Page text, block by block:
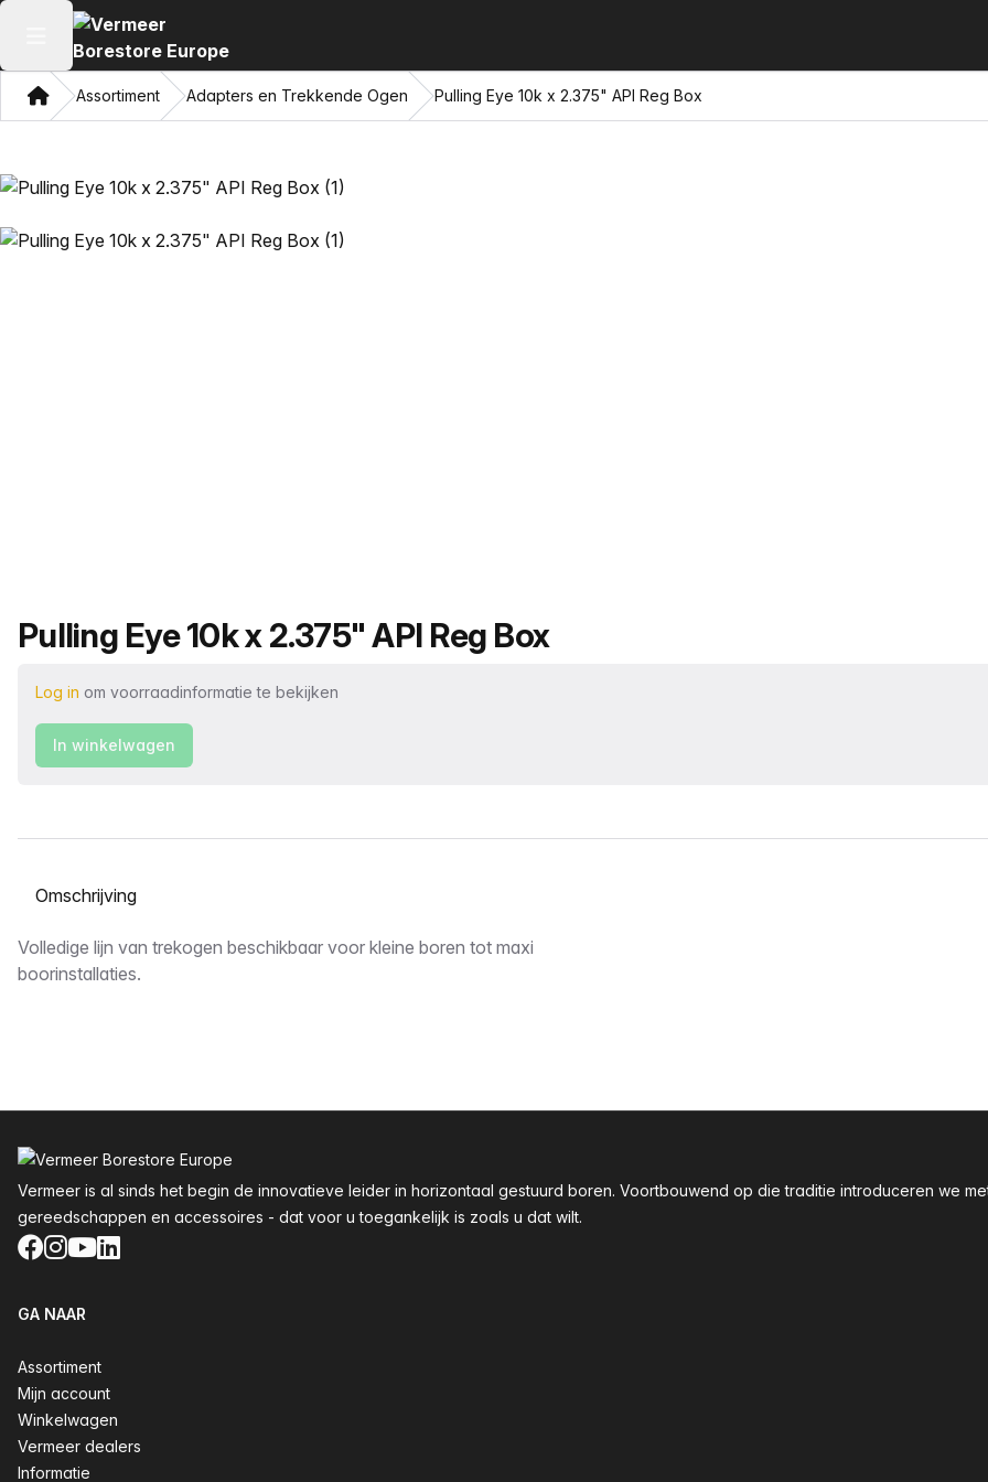
Hoofdmenu openen
ThuisAssortiment Adapters en Trekkende Ogen Pulling Eye 10k x 2.375" API Reg Box
Productnaam
Pulling Eye 10k x 2.375" API Reg Box
Log in om voorraadinformatie te bekijken
In winkelwagen
Selecteer een tabblad
Omschrijving
Volledige lijn van trekogen beschikbaar voor kleine boren tot maxi
boorinstallaties.
Vermeer is al sinds het begin de innovatieve leider in horizontaal gestuurd boren. Voortbouwend op die traditie introduceren we
gereedschappen en accessoires - dat voor u toegankelijk is zoals u dat wilt.
Facebook
Instagram
YouTube
LinkedIn
GA NAAR
Assortiment
Mijn account
Winkelwagen
Vermeer dealers
Informatie